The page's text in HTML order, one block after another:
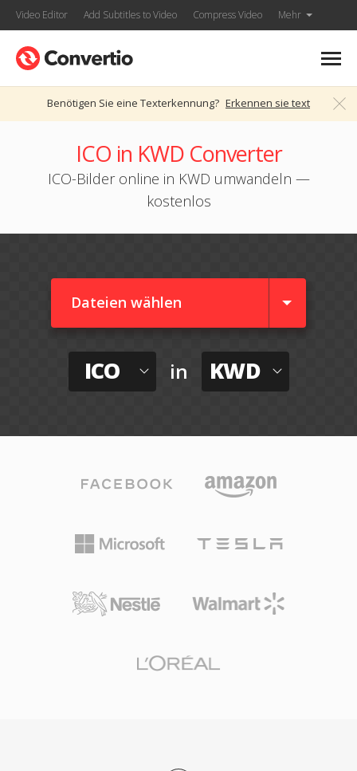
Video Editor Add Subtitles to Video Compress Video Mehr
Benötigen Sie eine Texterkennung? Erkennen sie text
ICO in KWD Converter
ICO-Bilder online in KWD umwandeln —
kostenlos
Dateien wählen
ICO in KWD